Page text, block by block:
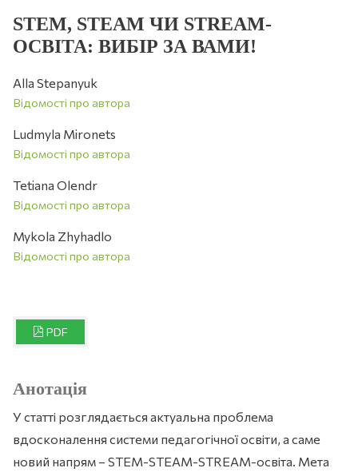
STEM, STEAM ЧИ STREAM-
ОСВІТА: ВИБІР ЗА ВАМИ!
Alla Stepanyuk
Відомості про автора
Ludmyla Mironets
Відомості про автора
Tetiana Olendr
Відомості про автора
Mykola Zhyhadlo
Відомості про автора
PDF
Анотація
У статті розглядається актуальна проблема
вдосконалення системи педагогічної освіти, а саме
новий напрям – STEM-STEAM-STREAM-освіта. Мета